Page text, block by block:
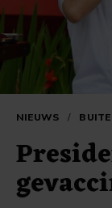
NIEUWS /